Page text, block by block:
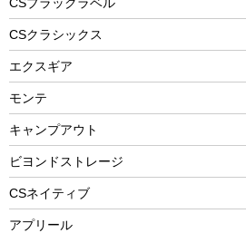
トレー
ランチョンマット
ランチボックス
ヘルメット
エアーポンプ
ビーチテント
ウィンター
スノーシュー
防寒ウェア
トレッキング
CSクラシックス
エクスギア
モンテ
キャンプアウト
ビヨンドストレージ
CSネイティブ
アプリール